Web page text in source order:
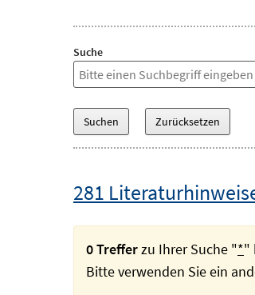
Suche
281
0 Trefferzu Ihrer Suche "*"
Bitte verwenden Sie ein